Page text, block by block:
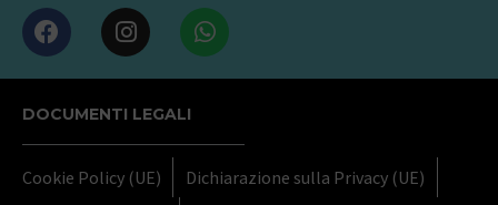
DOCUMENTI LEGALI
Cookie Policy (UE)
Dichiarazione sulla Privacy (UE)